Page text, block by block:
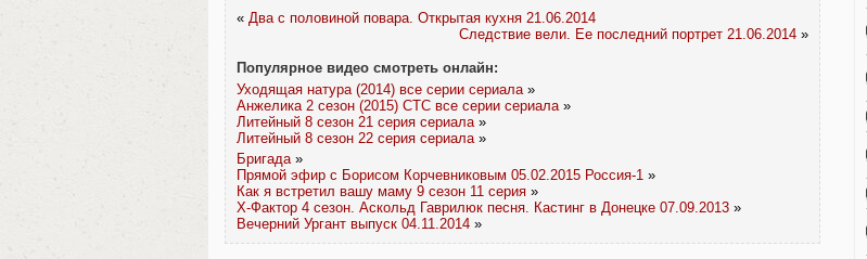
« Два с половиной повара. Открытая кухня 21.06.2014
Следствие вели. Ее последний портрет 21.06.2014 »
Популярное видео смотреть онлайн:
Уходящая натура (2014) все серии сериала»
Анжелика 2 сезон (2015) СТС все серии сериала»
Литейный 8 сезон 21 серия сериала»
Литейный 8 сезон 22 серия сериала»
Бригада»
Прямой эфир с Борисом Корчевниковым 05.02.2015 Россия-1 »
Как я встретил вашу маму 9 сезон 11 серия »
Х-Фактор 4 сезон. Аскольд Гаврилюк песня. Кастинг в Донецке 07.09.2013 »
Вечерний Ургант выпуск 04.11.2014 »